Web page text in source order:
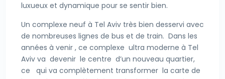
luxueux et dynamique pour se sentir bien.
Un complexe neuf à Tel Aviv très bien desservi avec
de nombreuses lignes de bus et de train. Dans les
années à venir , ce complexe ultra moderne à Tel
Aviv va devenir le centre d’un nouveau quartier,
ce qui va complètement transformer la carte de